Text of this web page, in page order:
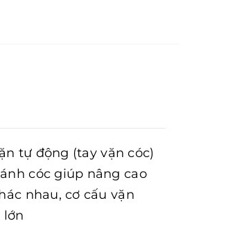
tự động (tay vặn cóc)
cóc giúp nâng cao
nhau, cơ cấu vặn
lớn